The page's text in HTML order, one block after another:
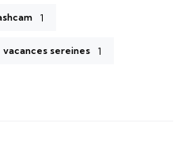
1
vacances sereines 1